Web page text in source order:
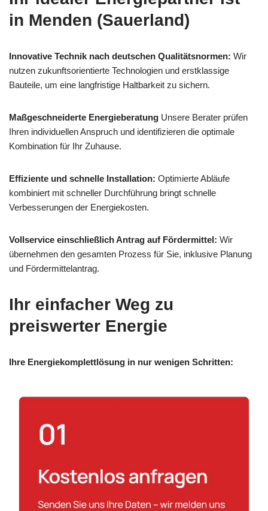
in Menden (Sauerland)
Innovative Technik nach deutschen Qualitätsnormen: Wir
nutzen zukunftsorientierte Technologien und erstklassige
Bauteile, um eine langfristige Haltbarkeit zu sichern.
Maßgeschneiderte Energieberatung Unsere Berater prüfen
Ihren individuellen Anspruch und identifizieren die optimale
Kombination für Ihr Zuhause.
Effiziente und schnelle Installation: Optimierte Abläufe
kombiniert mit schneller Durchführung bringt schnelle
Verbesserungen der Energiekosten.
Vollservice einschließlich Antrag auf Fördermittel: Wir
übernehmen den gesamten Prozess für Sie, inklusive Planung
und Fördermittelantrag.
Ihr einfacher Weg zu
preiswerter Energie
Ihre Energiekomplettlösung in nur wenigen Schritten: